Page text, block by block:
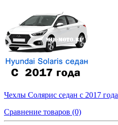
Чехлы Солярис седан с 2017 года
Сравнение товаров (0)